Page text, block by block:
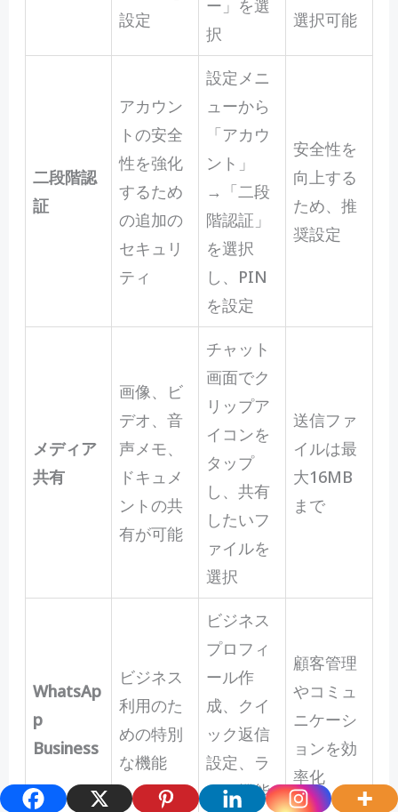
設定
ー」を選
択
選択可能
二段階認
証
アカウン
トの安全
性を強化
するため
の追加の
セキュリ
ティ
設定メニ
ューから
「アカウ
ント」
→「二段
階認証」
を選択
し、PIN
を設定
安全性を
向上する
ため、推
奨設定
メディア
共有
画像、ビ
デオ、音
声メモ、
ドキュメ
ントの共
有が可能
チャット
画面でク
リップア
イコンを
タップ
し、共有
したいフ
ァイルを
選択
送信ファ
イルは最
大16MB
まで
WhatsAp
p
Business
ビジネス
利用のた
めの特別
な機能
ビジネス
プロフィ
ール作
成、クイ
ック返信
設定、ラ
ベル機能
顧客管理
やコミュ
ニケーシ
ョンを効
率化